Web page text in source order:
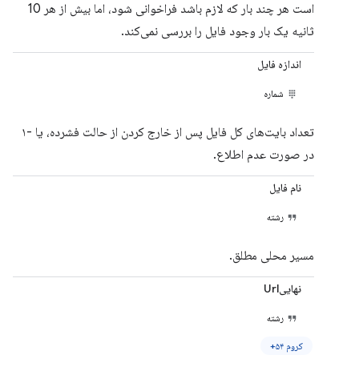
است هر چند بار که لازم باشد فراخوانی شود، اما بیش از هر 10
ثانیه یک بار وجود فایل را بررسی نمی‌کند.
اندازه فایل
شماره
تعداد بایت‌های کل فایل پس از خارج کردن از حالت فشرده، یا -۱
در صورت عدم اطلاع.
نام فایل
رشته
مسیر محلی مطلق.
نهاییUrl
رشته
کروم ۵۴+